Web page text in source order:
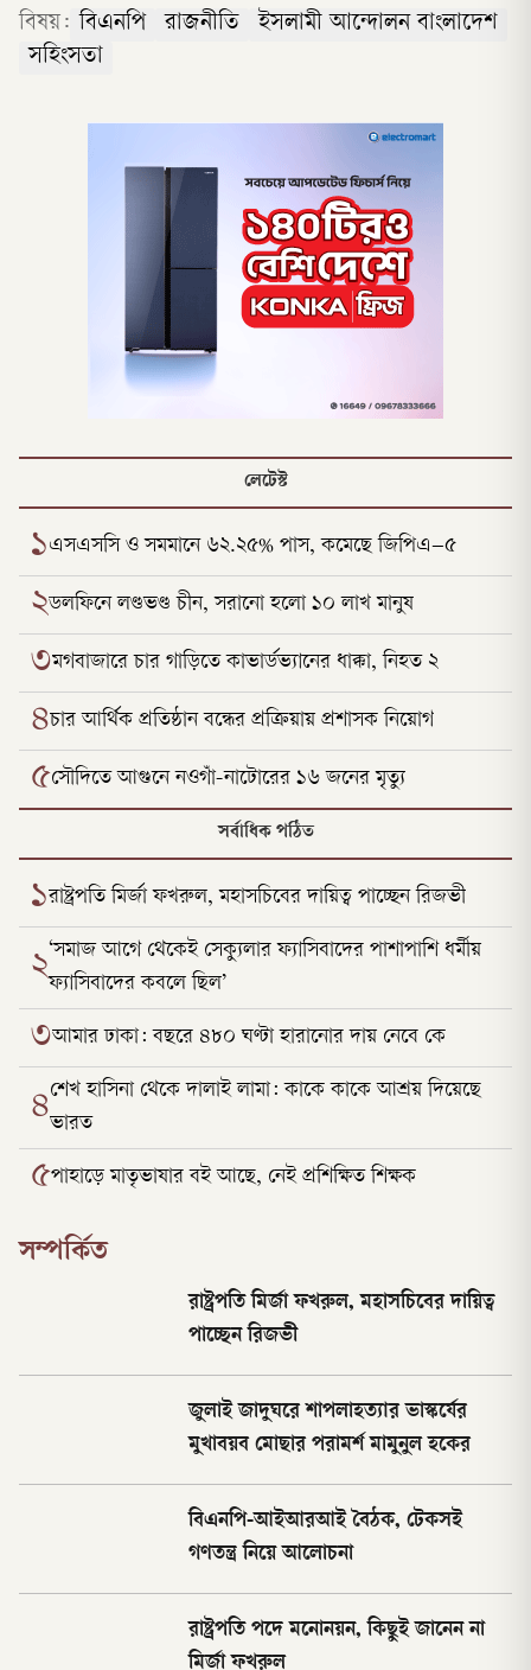
বিষয়: বিএনপি রাজনীতি
ইসলামী আন্দোলন বাংলাদেশ
সহিংসতা
লেটেস্ট
১এসএসসি ও সমমানে ৬২.২৫% পাস, কমেছে জিপিএ–৫
২ডলফিনে লণ্ডভণ্ড চীন, সরানো হলো ১০ লাখ মানুষ
৩মগবাজারে চার গাড়িতে কাভার্ডভ্যানের ধাক্কা, নিহত ২
৪চার আর্থিক প্রতিষ্ঠান বন্ধের প্রক্রিয়ায় প্রশাসক নিয়োগ
৫সৌদিতে আগুনে নওগাঁ-নাটোরের ১৬ জনের মৃত্যু
সর্বাধিক পঠিত
১রাষ্ট্রপতি মির্জা ফখরুল, মহাসচিবের দায়িত্ব পাচ্ছেন রিজভী
২‘সমাজ আগে থেকেই সেক্যুলার ফ্যাসিবাদের পাশাপাশি ধর্মীয়
ফ্যাসিবাদের কবলে ছিল’
৩আমার ঢাকা: বছরে ৪৮০ ঘণ্টা হারানোর দায় নেবে কে
৪শেখ হাসিনা থেকে দালাই লামা: কাকে কাকে আশ্রয় দিয়েছে
ভারত
৫পাহাড়ে মাতৃভাষার বই আছে, নেই প্রশিক্ষিত শিক্ষক
সম্পর্কিত
রাষ্ট্রপতি মির্জা ফখরুল, মহাসচিবের দায়িত্ব
পাচ্ছেন রিজভী
জুলাই জাদুঘরে শাপলাহত্যার ভাস্কর্যের
মুখাবয়ব মোছার পরামর্শ মামুনুল হকের
বিএনপি-আইআরআই বৈঠক, টেকসই
গণতন্ত্র নিয়ে আলোচনা
রাষ্ট্রপতি পদে মনোনয়ন, কিছুই জানেন না
মির্জা ফখরুল